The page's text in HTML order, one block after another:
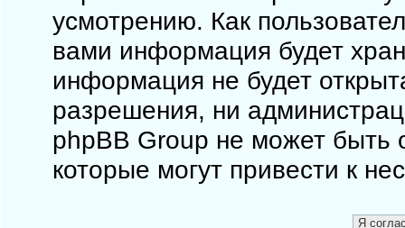
усмотрению. Как
вами информация будет
информация не будет
разрешения, ни
phpBB Group не может быть
которые могут привести к